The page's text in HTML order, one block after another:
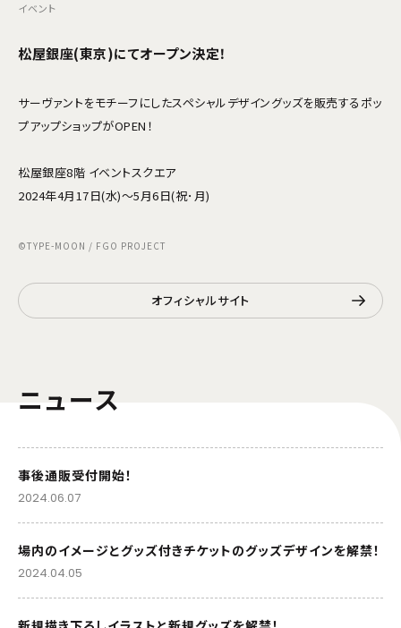
イベント
松屋銀座(東京)にてオープン決定！
サーヴァントをモチーフにしたスペシャルデザイングッズを販売するポッ
プアップショップがOPEN！
松屋銀座8階 イベントスクエア
2024年4月17日(水)～5月6日(祝･月)
©TYPE-MOON / FGO PROJECT
オフィシャルサイト
ニュース
事後通販受付開始！
2024.06.07
場内のイメージとグッズ付きチケットのグッズデザインを解禁！
2024.04.05